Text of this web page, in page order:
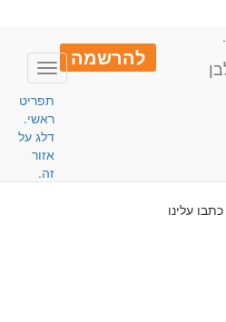
להרשמה
Toggle
תפריט
ראשי.
דלג על
אזור
זה.
כתבו עלינו